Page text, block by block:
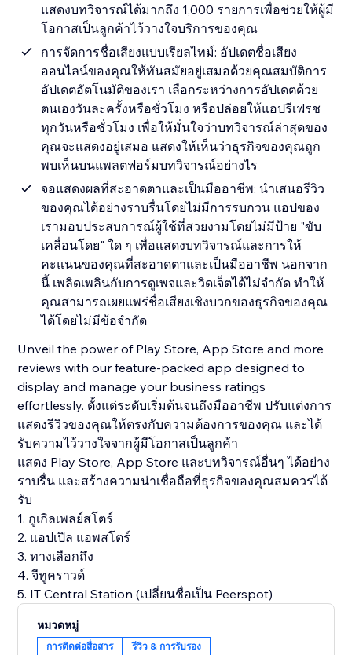
แสดงบทวิจารณ์ได้มากถึง 1,000 รายการเพื่อช่วยให้ผู้มี
โอกาสเป็นลูกค้าไว้วางใจบริการของคุณ
การจัดการชื่อเสียงแบบเรียลไทม์: อัปเดตชื่อเสียง
ออนไลน์ของคุณให้ทันสมัยอยู่เสมอด้วยคุณสมบัติการ
อัปเดตอัตโนมัติของเรา เลือกระหว่างการอัปเดตด้วย
ตนเองวันละครั้งหรือชั่วโมง หรือปล่อยให้แอปรีเฟรช
ทุกวันหรือชั่วโมง เพื่อให้มั่นใจว่าบทวิจารณ์ล่าสุดของ
คุณจะแสดงอยู่เสมอ แสดงให้เห็นว่าธุรกิจของคุณถูก
พบเห็นบนแพลตฟอร์มบทวิจารณ์อย่างไร
จอแสดงผลที่สะอาดตาและเป็นมืออาชีพ: นำเสนอรีวิว
ของคุณได้อย่างราบรื่นโดยไม่มีการรบกวน แอปของ
เรามอบประสบการณ์ผู้ใช้ที่สวยงามโดยไม่มีป้าย "ขับ
เคลื่อนโดย" ใด ๆ เพื่อแสดงบทวิจารณ์และการให้
คะแนนของคุณที่สะอาดตาและเป็นมืออาชีพ นอกจาก
นี้ เพลิดเพลินกับการดูเพจและวิดเจ็ตได้ไม่จำกัด ทำให้
คุณสามารถเผยแพร่ชื่อเสียงเชิงบวกของธุรกิจของคุณ
ได้โดยไม่มีข้อจำกัด
Unveil the power of Play Store, App Store and more
reviews with our feature-packed app designed to
display and manage your business ratings
effortlessly. ตั้งแต่ระดับเริ่มต้นจนถึงมืออาชีพ ปรับแต่งการ
แสดงรีวิวของคุณให้ตรงกับความต้องการของคุณ และได้
รับความไว้วางใจจากผู้มีโอกาสเป็นลูกค้า
แสดง Play Store, App Store และบทวิจารณ์อื่นๆ ได้อย่าง
ราบรื่น และสร้างความน่าเชื่อถือที่ธุรกิจของคุณสมควรได้
รับ
1. กูเกิลเพลย์สโตร์
2. แอปเปิล แอพสโตร์
3. ทางเลือกถึง
4. จีทูคราวด์
5. IT Central Station (เปลี่ยนชื่อเป็น Peerspot)
หมวดหมู่
การติดต่อสื่อสาร รีวิว & การรับรอง